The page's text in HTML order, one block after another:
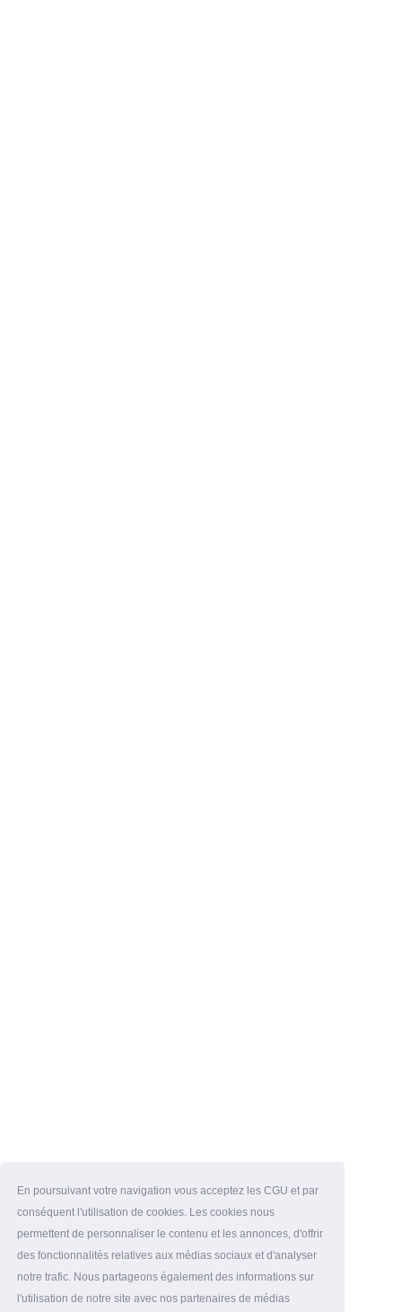
En poursuivant votre navigation vous acceptez les CGU et par
conséquent l'utilisation de cookies. Les cookies nous
permettent de personnaliser le contenu et les annonces, d'offrir
des fonctionnalités relatives aux médias sociaux et d'analyser
notre trafic. Nous partageons également des informations sur
l'utilisation de notre site avec nos partenaires de médias